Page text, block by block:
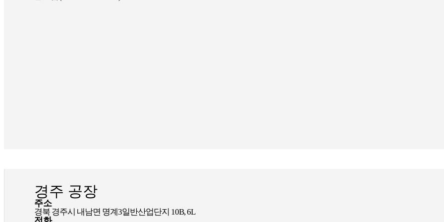
경주 공장
주소
경북 경주시 내남면 명계3일반산업단지 10B, 6L